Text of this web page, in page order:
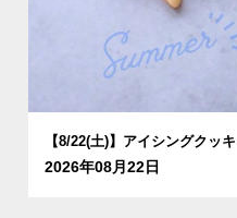
【8/22(土)】アイシングクッ
2026年08月22日